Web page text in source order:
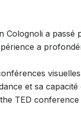
Colognoli a passé
a
et sa capacité
TED